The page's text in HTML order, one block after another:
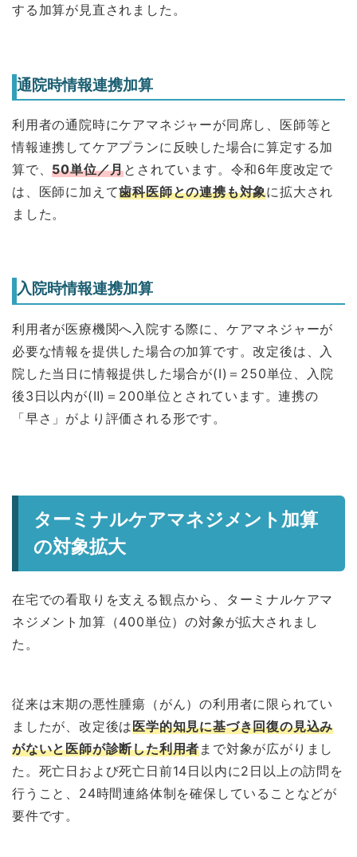
する加算が見直されました。
通院時情報連携加算
利用者の通院時にケアマネジャーが同席し、医師等と
情報連携してケアプランに反映した場合に算定する加
算で、50単位／月とされています。令和6年度改定で
は、医師に加えて歯科医師との連携も対象に拡大され
ました。
入院時情報連携加算
利用者が医療機関へ入院する際に、ケアマネジャーが
必要な情報を提供した場合の加算です。改定後は、入
院した当日に情報提供した場合が(Ⅰ)＝250単位、入院
後3日以内が(Ⅱ)＝200単位とされています。連携の
「早さ」がより評価される形です。
ターミナルケアマネジメント加算
の対象拡大
在宅での看取りを支える観点から、ターミナルケアマ
ネジメント加算（400単位）の対象が拡大されまし
た。
従来は末期の悪性腫瘍（がん）の利用者に限られてい
ましたが、改定後は医学的知見に基づき回復の見込み
がないと医師が診断した利用者まで対象が広がりまし
た。死亡日および死亡日前14日以内に2日以上の訪問を
行うこと、24時間連絡体制を確保していることなどが
要件です。